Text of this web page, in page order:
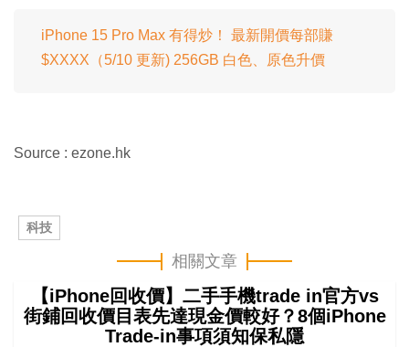
iPhone 15 Pro Max 有得炒！ 最新開價每部賺
$XXXX（5/10 更新) 256GB 白色、原色升價
Source : ezone.hk
科技
相關文章
【iPhone回收價】二手手機trade in官方vs
街鋪回收價目表先達現金價較好？8個iPhone
Trade-in事項須知保私隱